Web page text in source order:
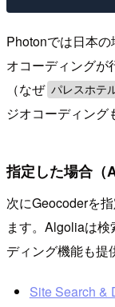
Photonでは日本
オコーディングが
（なぜ パレスホテ
ジオコーディング
指定した場合（
次にGeocoderを
ます。Algoliaは
ディング機能も提
Site Search &